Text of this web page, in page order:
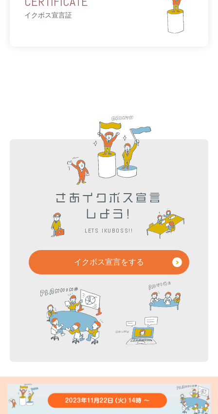
イクボス宣言証
さあイクボス宣言
しよう!
LETS IKUBOSS!!
イクボス宣言をする